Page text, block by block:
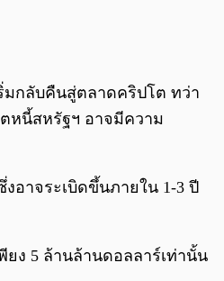
/0:00
มกลับคืนสู่ตลาดคริปโต ทว่า
หนี้สหรัฐฯ อาจมีความ
อาจระเบิดขึ้นภายใน 1-3 ปี
ง 5 ล้านล้านดอลลาร์เท่านั้น